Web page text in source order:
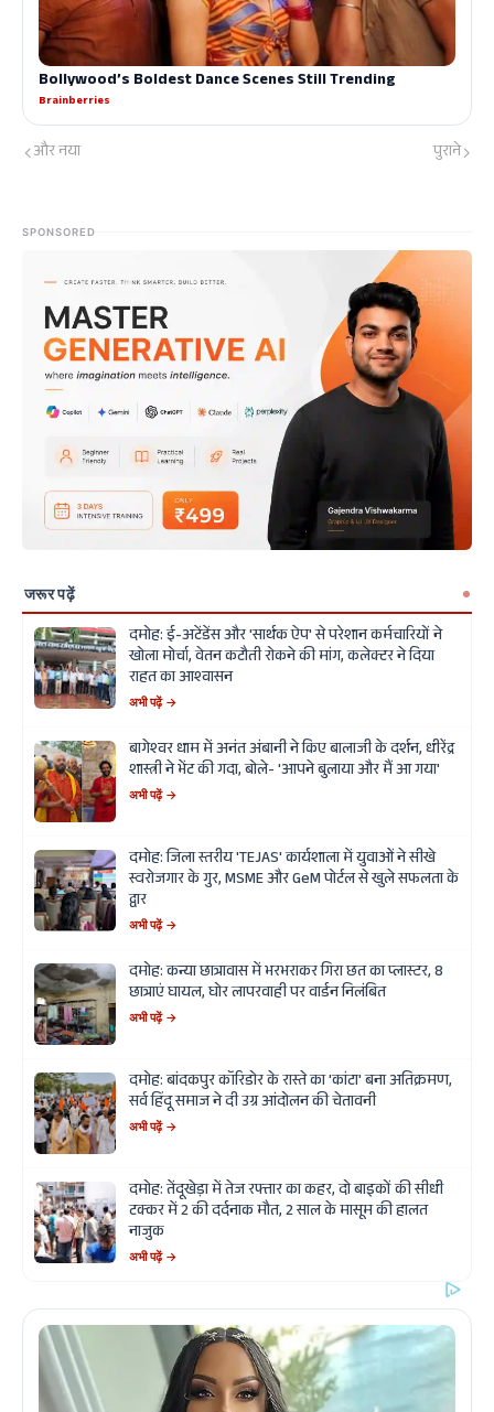
और नया पुराने
SPONSORED
जरूर पढ़ें
दमोह: ई-अटेंडेंस और 'सार्थक ऐप' से परेशान कर्मचारियों ने
खोला मोर्चा, वेतन कटौती रोकने की मांग, कलेक्टर ने दिया
राहत का आश्वासन
अभी पढ़ें →
बागेश्वर धाम में अनंत अंबानी ने किए बालाजी के दर्शन, धीरेंद्र
शास्त्री ने भेंट की गदा, बोले- 'आपने बुलाया और मैं आ गया'
अभी पढ़ें →
दमोह: जिला स्तरीय 'TEJAS' कार्यशाला में युवाओं ने सीखे
स्वरोजगार के गुर, MSME और GeM पोर्टल से खुले सफलता के
द्वार
अभी पढ़ें →
दमोह: कन्या छात्रावास में भरभराकर गिरा छत का प्लास्टर, 8
छात्राएं घायल, घोर लापरवाही पर वार्डन निलंबित
अभी पढ़ें →
दमोह: बांदकपुर कॉरिडोर के रास्ते का 'कांटा' बना अतिक्रमण,
सर्व हिंदू समाज ने दी उग्र आंदोलन की चेतावनी
अभी पढ़ें →
दमोह: तेंदूखेड़ा में तेज रफ्तार का कहर, दो बाइकों की सीधी
टक्कर में 2 की दर्दनाक मौत, 2 साल के मासूम की हालत
नाजुक
अभी पढ़ें →